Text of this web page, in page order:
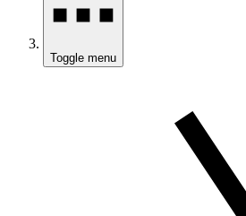
Toggle menu